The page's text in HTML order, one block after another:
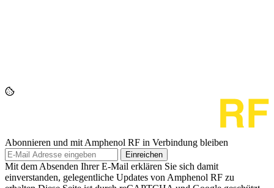
Abonnieren und mit Amphenol RF in Verbindung bleiben
Einreichen
Mit dem Absenden Ihrer E-Mail erklären Sie sich damit
einverstanden, gelegentliche Updates von Amphenol RF zu